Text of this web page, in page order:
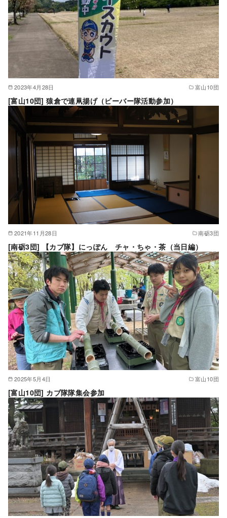
2023年4月28日 富山10団
[富山10団] 猿倉で連凧揚げ（ビーバー隊活動参加）
2021年11月28日 南砺3団
[南砺3団] 【カブ隊】にっぽん チャ・ちゃ・茶（当日編）
2025年5月4日 富山10団
[富山10団] カブ隊隊集会参加